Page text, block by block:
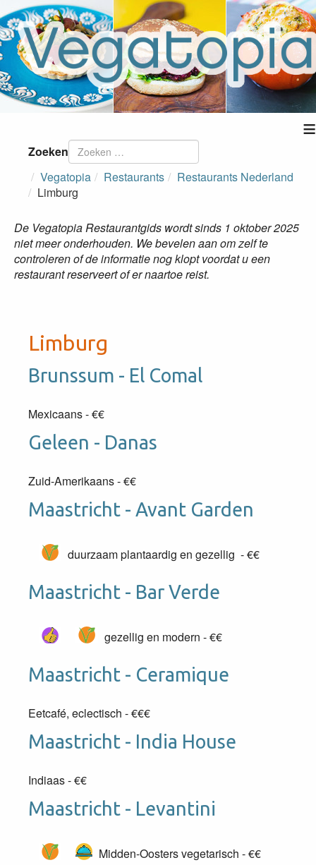
≡
Zoeken
Vegatopia
Restaurants
Restaurants Nederland
Limburg
De Vegatopia Restaurantgids wordt sinds 1 oktober 2025
niet meer onderhouden. We bevelen aan om zelf te
controleren of de informatie nog klopt voordat u een
restaurant reserveert of er naartoe reist.
Limburg
Brunssum - El Comal
Mexicaans - €€
Geleen - Danas
Zuid-Amerikaans - €€
Maastricht - Avant Garden
duurzaam plantaardig en gezellig - €€
Maastricht - Bar Verde
gezellig en modern - €€
Maastricht - Ceramique
Eetcafé, eclectisch - €€€
Maastricht - India House
Indiaas - €€
Maastricht - Levantini
Midden-Oosters vegetarisch - €€